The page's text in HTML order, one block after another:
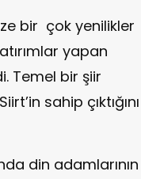
bir çok yenilikler
yapan
Temel bir şiir
sahip çıktığını
din adamlarının